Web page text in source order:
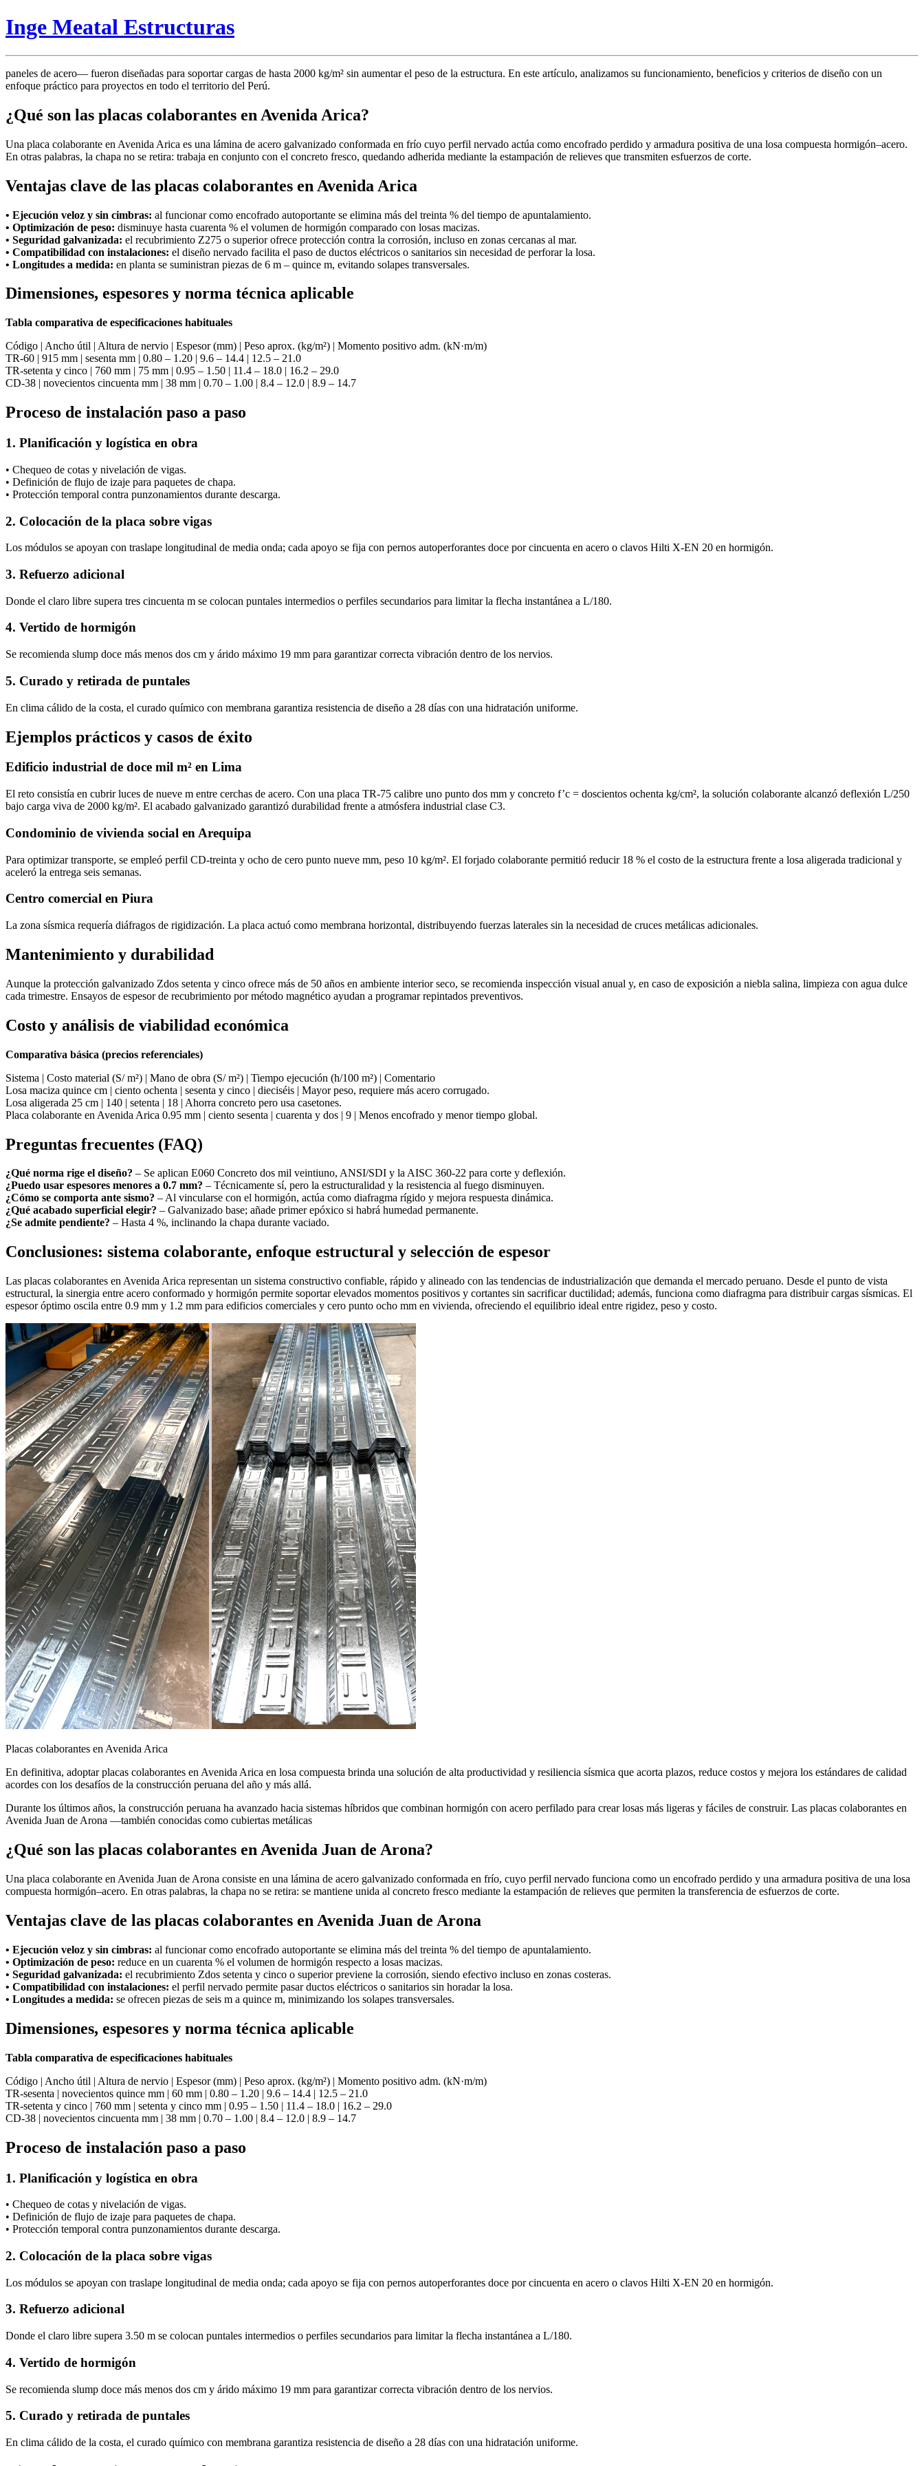
Inge Meatal Estructuras
paneles de acero— fueron diseñadas para soportar cargas de hasta 2000 kg/m² sin aumentar el peso de la estructura. En este artículo, analizamos su funcionamiento, beneficios y criterios de diseño con un
enfoque práctico para proyectos en todo el territorio del Perú.
¿Qué son las placas colaborantes en Avenida Arica?
Una placa colaborante en Avenida Arica es una lámina de acero galvanizado conformada en frío cuyo perfil nervado actúa como encofrado perdido y armadura positiva de una losa compuesta hormigón–acero.
En otras palabras, la chapa no se retira: trabaja en conjunto con el concreto fresco, quedando adherida mediante la estampación de relieves que transmiten esfuerzos de corte.
Ventajas clave de las placas colaborantes en Avenida Arica
• Ejecución veloz y sin cimbras: al funcionar como encofrado autoportante se elimina más del treinta % del tiempo de apuntalamiento.
• Optimización de peso: disminuye hasta cuarenta % el volumen de hormigón comparado con losas macizas.
• Seguridad galvanizada: el recubrimiento Z275 o superior ofrece protección contra la corrosión, incluso en zonas cercanas al mar.
• Compatibilidad con instalaciones: el diseño nervado facilita el paso de ductos eléctricos o sanitarios sin necesidad de perforar la losa.
• Longitudes a medida: en planta se suministran piezas de 6 m – quince m, evitando solapes transversales.
Dimensiones, espesores y norma técnica aplicable
Tabla comparativa de especificaciones habituales
Código | Ancho útil | Altura de nervio | Espesor (mm) | Peso aprox. (kg/m²) | Momento positivo adm. (kN·m/m)
TR-60 | 915 mm | sesenta mm | 0.80 – 1.20 | 9.6 – 14.4 | 12.5 – 21.0
TR-setenta y cinco | 760 mm | 75 mm | 0.95 – 1.50 | 11.4 – 18.0 | 16.2 – 29.0
CD-38 | novecientos cincuenta mm | 38 mm | 0.70 – 1.00 | 8.4 – 12.0 | 8.9 – 14.7
Proceso de instalación paso a paso
1. Planificación y logística en obra
• Chequeo de cotas y nivelación de vigas.
• Definición de flujo de izaje para paquetes de chapa.
• Protección temporal contra punzonamientos durante descarga.
2. Colocación de la placa sobre vigas
Los módulos se apoyan con traslape longitudinal de media onda; cada apoyo se fija con pernos autoperforantes doce por cincuenta en acero o clavos Hilti X‑EN 20 en hormigón.
3. Refuerzo adicional
Donde el claro libre supera tres cincuenta m se colocan puntales intermedios o perfiles secundarios para limitar la flecha instantánea a L/180.
4. Vertido de hormigón
Se recomienda slump doce más menos dos cm y árido máximo 19 mm para garantizar correcta vibración dentro de los nervios.
5. Curado y retirada de puntales
En clima cálido de la costa, el curado químico con membrana garantiza resistencia de diseño a 28 días con una hidratación uniforme.
Ejemplos prácticos y casos de éxito
Edificio industrial de doce mil m² en Lima
El reto consistía en cubrir luces de nueve m entre cerchas de acero. Con una placa TR‑75 calibre uno punto dos mm y concreto f’c = doscientos ochenta kg/cm², la solución colaborante alcanzó deflexión L/250
bajo carga viva de 2000 kg/m². El acabado galvanizado garantizó durabilidad frente a atmósfera industrial clase C3.
Condominio de vivienda social en Arequipa
Para optimizar transporte, se empleó perfil CD‑treinta y ocho de cero punto nueve mm, peso 10 kg/m². El forjado colaborante permitió reducir 18 % el costo de la estructura frente a losa aligerada tradicional y
aceleró la entrega seis semanas.
Centro comercial en Piura
La zona sísmica requería diáfragos de rigidización. La placa actuó como membrana horizontal, distribuyendo fuerzas laterales sin la necesidad de cruces metálicas adicionales.
Mantenimiento y durabilidad
Aunque la protección galvanizado Zdos setenta y cinco ofrece más de 50 años en ambiente interior seco, se recomienda inspección visual anual y, en caso de exposición a niebla salina, limpieza con agua dulce
cada trimestre. Ensayos de espesor de recubrimiento por método magnético ayudan a programar repintados preventivos.
Costo y análisis de viabilidad económica
Comparativa básica (precios referenciales)
Sistema | Costo material (S/ m²) | Mano de obra (S/ m²) | Tiempo ejecución (h/100 m²) | Comentario
Losa maciza quince cm | ciento ochenta | sesenta y cinco | dieciséis | Mayor peso, requiere más acero corrugado.
Losa aligerada 25 cm | 140 | setenta | 18 | Ahorra concreto pero usa casetones.
Placa colaborante en Avenida Arica 0.95 mm | ciento sesenta | cuarenta y dos | 9 | Menos encofrado y menor tiempo global.
Preguntas frecuentes (FAQ)
¿Qué norma rige el diseño? – Se aplican E060 Concreto dos mil veintiuno, ANSI/SDI y la AISC 360‑22 para corte y deflexión.
¿Puedo usar espesores menores a 0.7 mm? – Técnicamente sí, pero la estructuralidad y la resistencia al fuego disminuyen.
¿Cómo se comporta ante sismo? – Al vincularse con el hormigón, actúa como diafragma rígido y mejora respuesta dinámica.
¿Qué acabado superficial elegir? – Galvanizado base; añade primer epóxico si habrá humedad permanente.
¿Se admite pendiente? – Hasta 4 %, inclinando la chapa durante vaciado.
Conclusiones: sistema colaborante, enfoque estructural y selección de espesor
Las placas colaborantes en Avenida Arica representan un sistema constructivo confiable, rápido y alineado con las tendencias de industrialización que demanda el mercado peruano. Desde el punto de vista
estructural, la sinergia entre acero conformado y hormigón permite soportar elevados momentos positivos y cortantes sin sacrificar ductilidad; además, funciona como diafragma para distribuir cargas sísmicas. El
espesor óptimo oscila entre 0.9 mm y 1.2 mm para edificios comerciales y cero punto ocho mm en vivienda, ofreciendo el equilibrio ideal entre rigidez, peso y costo.
Placas colaborantes en Avenida Arica
En definitiva, adoptar placas colaborantes en Avenida Arica en losa compuesta brinda una solución de alta productividad y resiliencia sísmica que acorta plazos, reduce costos y mejora los estándares de calidad
acordes con los desafíos de la construcción peruana del año y más allá.
Durante los últimos años, la construcción peruana ha avanzado hacia sistemas híbridos que combinan hormigón con acero perfilado para crear losas más ligeras y fáciles de construir. Las placas colaborantes en
Avenida Juan de Arona —también conocidas como cubiertas metálicas
¿Qué son las placas colaborantes en Avenida Juan de Arona?
Una placa colaborante en Avenida Juan de Arona consiste en una lámina de acero galvanizado conformada en frío, cuyo perfil nervado funciona como un encofrado perdido y una armadura positiva de una losa
compuesta hormigón–acero. En otras palabras, la chapa no se retira: se mantiene unida al concreto fresco mediante la estampación de relieves que permiten la transferencia de esfuerzos de corte.
Ventajas clave de las placas colaborantes en Avenida Juan de Arona
• Ejecución veloz y sin cimbras: al funcionar como encofrado autoportante se elimina más del treinta % del tiempo de apuntalamiento.
• Optimización de peso: reduce en un cuarenta % el volumen de hormigón respecto a losas macizas.
• Seguridad galvanizada: el recubrimiento Zdos setenta y cinco o superior previene la corrosión, siendo efectivo incluso en zonas costeras.
• Compatibilidad con instalaciones: el perfil nervado permite pasar ductos eléctricos o sanitarios sin horadar la losa.
• Longitudes a medida: se ofrecen piezas de seis m a quince m, minimizando los solapes transversales.
Dimensiones, espesores y norma técnica aplicable
Tabla comparativa de especificaciones habituales
Código | Ancho útil | Altura de nervio | Espesor (mm) | Peso aprox. (kg/m²) | Momento positivo adm. (kN·m/m)
TR-sesenta | novecientos quince mm | 60 mm | 0.80 – 1.20 | 9.6 – 14.4 | 12.5 – 21.0
TR-setenta y cinco | 760 mm | setenta y cinco mm | 0.95 – 1.50 | 11.4 – 18.0 | 16.2 – 29.0
CD-38 | novecientos cincuenta mm | 38 mm | 0.70 – 1.00 | 8.4 – 12.0 | 8.9 – 14.7
Proceso de instalación paso a paso
1. Planificación y logística en obra
• Chequeo de cotas y nivelación de vigas.
• Definición de flujo de izaje para paquetes de chapa.
• Protección temporal contra punzonamientos durante descarga.
2. Colocación de la placa sobre vigas
Los módulos se apoyan con traslape longitudinal de media onda; cada apoyo se fija con pernos autoperforantes doce por cincuenta en acero o clavos Hilti X‑EN 20 en hormigón.
3. Refuerzo adicional
Donde el claro libre supera 3.50 m se colocan puntales intermedios o perfiles secundarios para limitar la flecha instantánea a L/180.
4. Vertido de hormigón
Se recomienda slump doce más menos dos cm y árido máximo 19 mm para garantizar correcta vibración dentro de los nervios.
5. Curado y retirada de puntales
En clima cálido de la costa, el curado químico con membrana garantiza resistencia de diseño a 28 días con una hidratación uniforme.